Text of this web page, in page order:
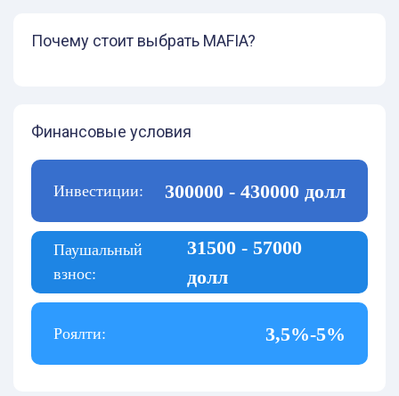
Почему стоит выбрать MAFIA?
Финансовые условия
Инвестиции: 300000 - 430000 долл
Паушальный
взнос:
31500 - 57000
долл
Роялти: 3,5%-5%